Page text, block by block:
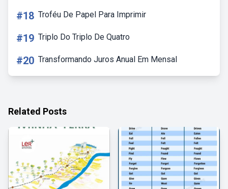
#18 Troféu De Papel Para Imprimir
#19 Triplo Do Triplo De Quatro
#20 Transformando Juros Anual Em Mensal
Related Posts